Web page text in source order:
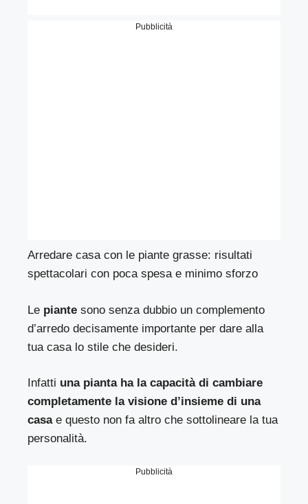
Pubblicità
Arredare casa con le piante grasse: risultati
spettacolari con poca spesa e minimo sforzo
Le piante sono senza dubbio un complemento
d’arredo decisamente importante per dare alla
tua casa lo stile che desideri.
Infatti una pianta ha la capacità di cambiare
completamente la visione d’insieme di una
casae questo non fa altro che sottolineare la tua
personalità.
Pubblicità